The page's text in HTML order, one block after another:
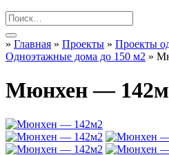
» Главная » Проекты » Проекты
Одноэтажные дома до 150 м2 »
Мюнхен —